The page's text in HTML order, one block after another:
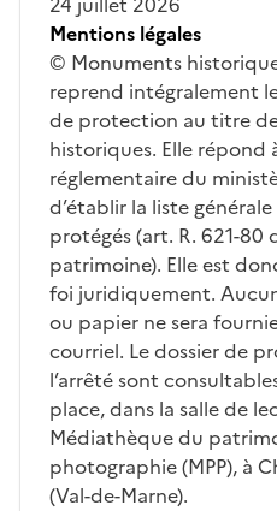
Mentions légales
© Monuments
reprend intégralement
de protection au titre
historiques. Elle répond
réglementaire du
d’établir la liste
protégés (art. R. 621-80
patrimoine). Elle est
foi juridiquement.
ou papier ne sera
courriel. Le dossier de
l’arrêté sont
place, dans la salle de
Médiathèque du
photographie (MPP), à
(Val-de-Marne).